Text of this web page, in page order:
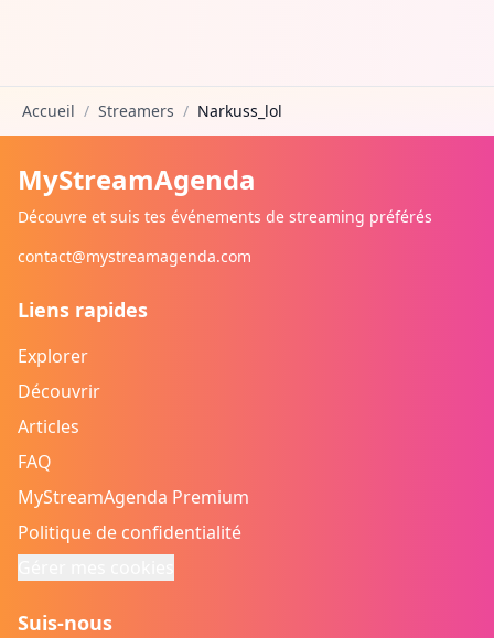
Accueil / Streamers / Narkuss_lol
MyStreamAgenda
Découvre et suis tes événements de streaming préférés
contact@mystreamagenda.com
Liens rapides
Explorer
Découvrir
Articles
FAQ
MyStreamAgenda Premium
Politique de confidentialité
Suis-nous